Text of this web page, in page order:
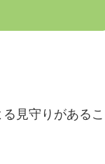
見守りがあるこ